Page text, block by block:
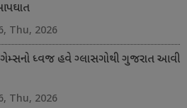
Thu, 2026
ધ્વજ હવે ગ્લાસગોથી ગુજરાત આવી
Thu, 2026